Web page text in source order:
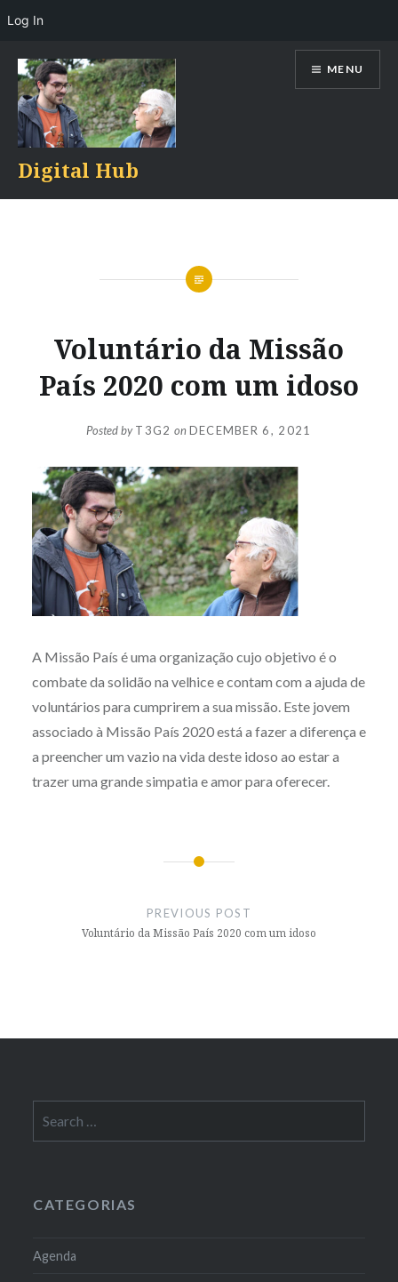
content
Digital Hub
MENU
Voluntário da Missão
País 2020 com um idoso
Posted byT3G2 onDECEMBER 6, 2021
A Missão País é uma organização cujo objetivo é o
combate da solidão na velhice e contam com a ajuda de
voluntários para cumprirem a sua missão. Este jovem
associado à Missão País 2020 está a fazer a diferença e
a preencher um vazio na vida deste idoso ao estar a
trazer uma grande simpatia e amor para oferecer.
PREVIOUS POST
Voluntário da Missão País 2020 com um idoso
for:
CATEGORIAS
Agenda
Log In